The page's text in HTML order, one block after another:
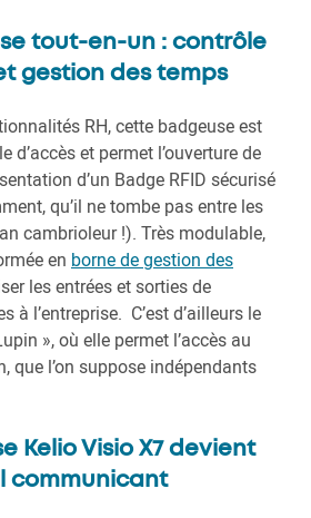
tout-en-un : contrôle
gestion des temps
RH, cette badgeuse est
d’accès et permet l’ouverture de
d’un Badge RFID sécurisé
qu’il ne tombe pas entre les
cambrioleur !). Très modulable,
en borne de gestion des
les entrées et sorties de
à l’entreprise. C’est d’ailleurs le
», où elle permet l’accès au
que l’on suppose indépendants
Kelio Visio X7 devient
communicant